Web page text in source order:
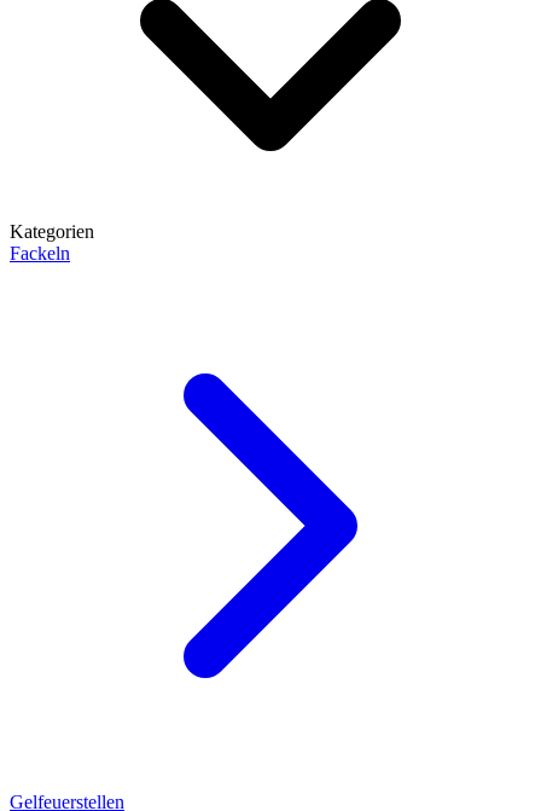
Kategorien
Fackeln
Gelfeuerstellen